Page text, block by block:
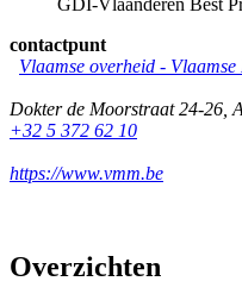
contactpunt
Vlaamse overheid -
Dokter de Moorstraat 24-26
+32 5 372 62 10
https://www.vmm.be
Overzichten